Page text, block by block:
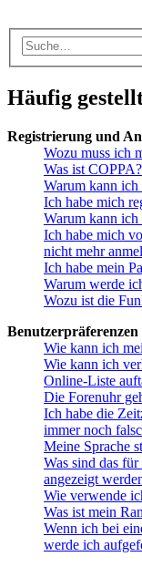
Häufig
Registrierung und
Wozu muss ich
Was ist COPPA?
Warum kann
Ich habe mich
Warum kann
Ich habe mich
nicht mehr
Ich habe mein
Warum werde
Wozu ist die
Benutzerpräferenzen
Wie kann ich
Wie kann ich
Online-Liste
Die Forenuhr
Ich habe die
immer noch
Meine Sprache
Was sind das
angezeigt
Wie verwende
Was ist mein
Wenn ich bei
werde ich